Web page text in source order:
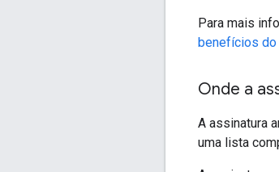
Para mais
benefícios do
Onde a
A assinatura
uma lista